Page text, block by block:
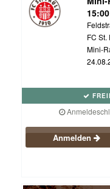
FC St.
Mini-
Anmelden